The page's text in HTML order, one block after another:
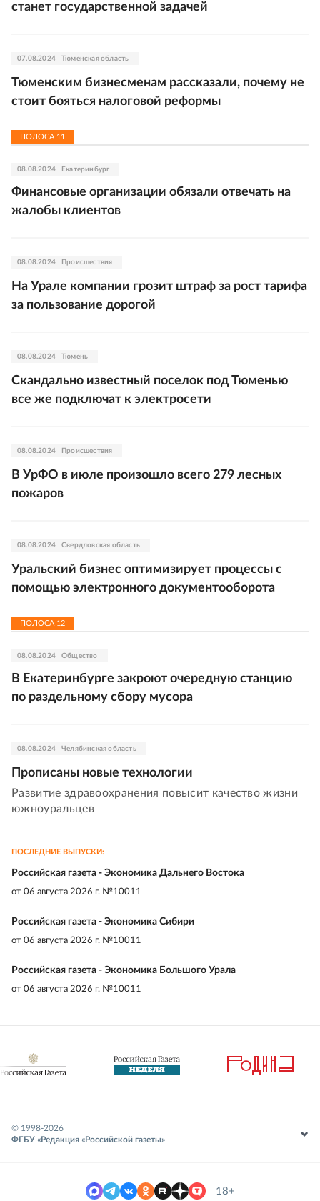
станет государственной задачей
07.08.2024 Тюменская область
Тюменским бизнесменам рассказали, почему не
стоит бояться налоговой реформы
ПОЛОСА 11
08.08.2024 Екатеринбург
Финансовые организации обязали отвечать на
жалобы клиентов
08.08.2024 Происшествия
На Урале компании грозит штраф за рост тарифа
за пользование дорогой
08.08.2024 Тюмень
Скандально известный поселок под Тюменью
все же подключат к электросети
08.08.2024 Происшествия
В УрФО в июле произошло всего 279 лесных
пожаров
08.08.2024 Свердловская область
Уральский бизнес оптимизирует процессы с
помощью электронного документооборота
ПОЛОСА 12
08.08.2024 Общество
В Екатеринбурге закроют очередную станцию
по раздельному сбору мусора
08.08.2024 Челябинская область
Прописаны новые технологии
Развитие здравоохранения повысит качество жизни
южноуральцев
ПОСЛЕДНИЕ ВЫПУСКИ:
Российская газета - Экономика Дальнего Востока
от 06 августа 2026 г. №10011
Российская газета - Экономика Сибири
от 06 августа 2026 г. №10011
Российская газета - Экономика Большого Урала
от 06 августа 2026 г. №10011
© 1998-2026
ФГБУ «Редакция «Российской газеты»
18+